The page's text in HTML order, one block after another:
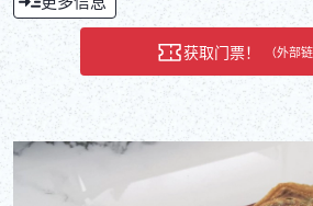
获取门票！ （外部